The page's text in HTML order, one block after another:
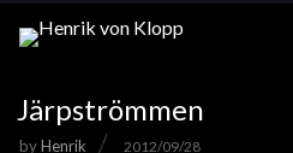
Järpströmmen
byHenrik 2012/09/28